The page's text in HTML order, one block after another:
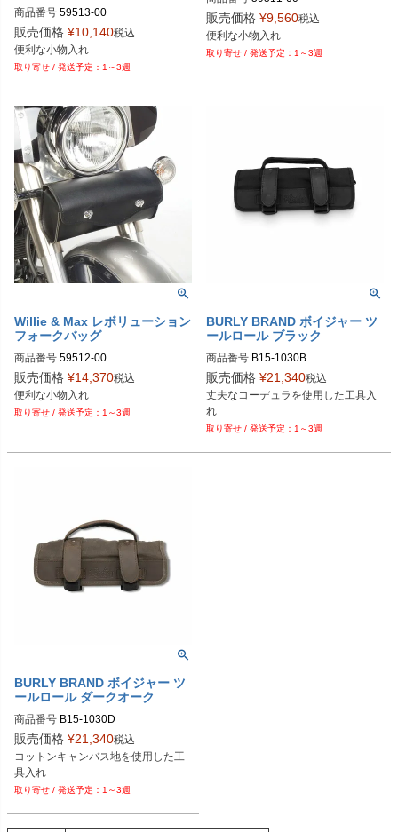
商品番号 59513-00
Biker's型番：106366
Drag型番：3508-0009
販売価格 ¥10,140税込
便利な小物入れ
1～3週
Biker's型番：106364
Drag型番：3507-0009
販売価格 ¥9,560税込
便利な小物入れ
1～3週
Willie & Max レボリューション
フォークバッグ
商品番号 59512-00
Biker's型番：106365
Drag型番：3506-0008
販売価格 ¥14,370税込
便利な小物入れ
1～3週
BURLY BRAND ボイジャー ツ
ールロール ブラック
商品番号 B15-1030B
B型番：070267
販売価格 ¥21,340税込
丈夫なコーデュラを使用した工具入
れ
1～3週
BURLY BRAND ボイジャー ツ
ールロール ダークオーク
商品番号 B15-1030D
B型番：070248
販売価格 ¥21,340税込
コットンキャンバス地を使用した工
具入れ
1～3週